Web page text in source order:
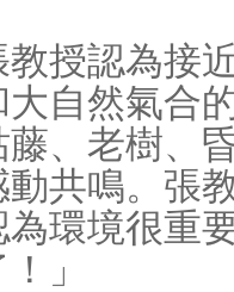
認為接近
大自然氣合
藤、老樹、
動共鳴。張
為環境很重
」